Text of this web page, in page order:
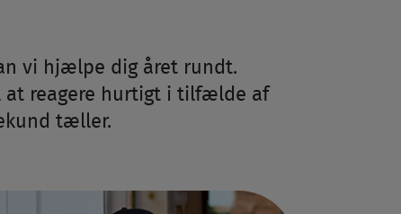
vi hjælpe dig året rundt.
at reagere hurtigt i tilfælde af
tæller.